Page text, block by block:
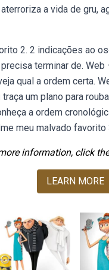
a vida de gru,
2. 2 indicações ao
terminar de.
qual a ordem certa.
um plano para
a ordem
meu malvado favorito
information, click
LEARN MORE